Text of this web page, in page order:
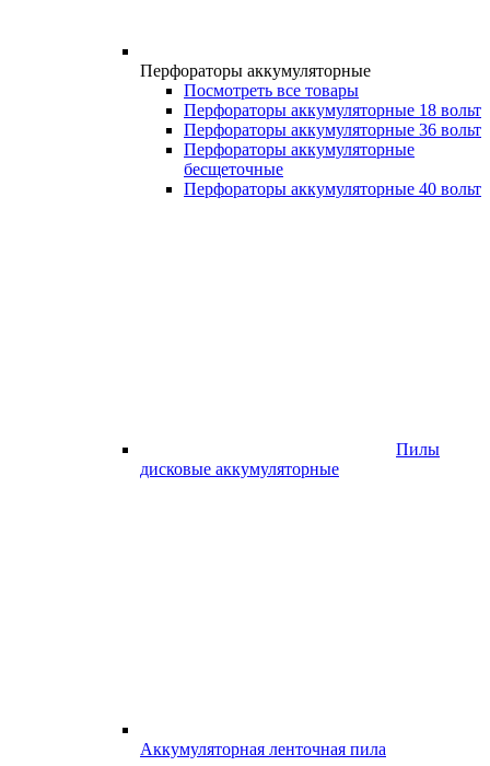
Перфораторы аккумуляторные
Посмотреть все товары
Перфораторы аккумуляторные 18 вольт
Перфораторы аккумуляторные 36 вольт
Перфораторы аккумуляторные
бесщеточные
Перфораторы аккумуляторные 40 вольт
Пилы
дисковые аккумуляторные
Аккумуляторная ленточная пила